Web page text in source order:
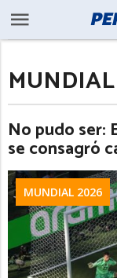
No pudo ser:
se consagró
MUNDIAL 2026